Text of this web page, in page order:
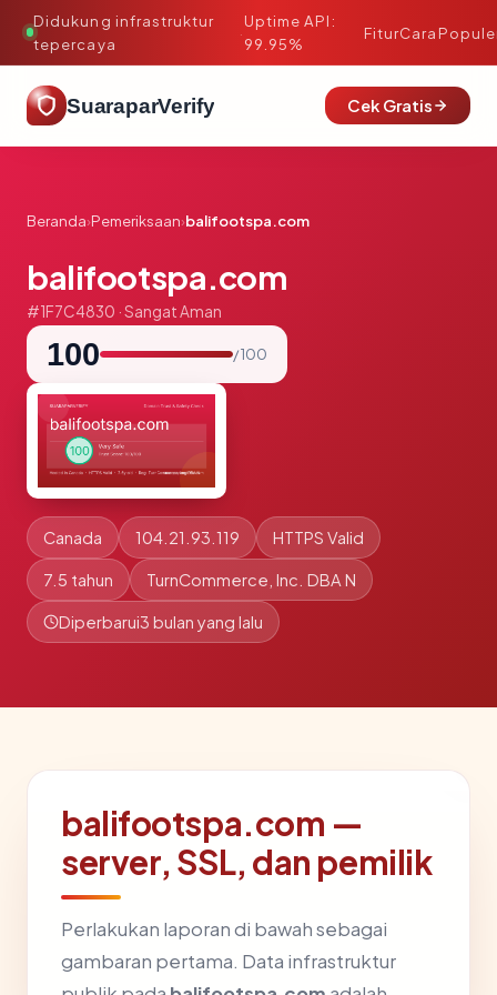
Didukung infrastruktur
tepercaya
·
Uptime API:
99.95%
FiturCara
SuaraparVerify Cek Gratis
Beranda›Pemeriksaan›balifootspa.com
balifootspa.com
#1F7C4830 · Sangat Aman
100 / 100
Canada 104.21.93.119 HTTPS Valid
7.5 tahun TurnCommerce, Inc. DBA N
Diperbarui3 bulan yang lalu
balifootspa.com —
server, SSL, dan pemilik
Perlakukan laporan di bawah sebagai
gambaran pertama. Data infrastruktur